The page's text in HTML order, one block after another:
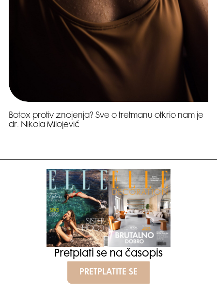
Botox protiv znojenja? Sve o tretmanu otkrio nam je
dr. Nikola Milojević
Pretplati se na časopis
PRETPLATITE SE